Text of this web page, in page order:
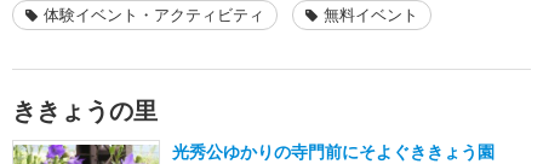
体験イベント・アクティビティ 無料イベント
ききょうの里
光秀公ゆかりの寺門前にそよぐききょう園